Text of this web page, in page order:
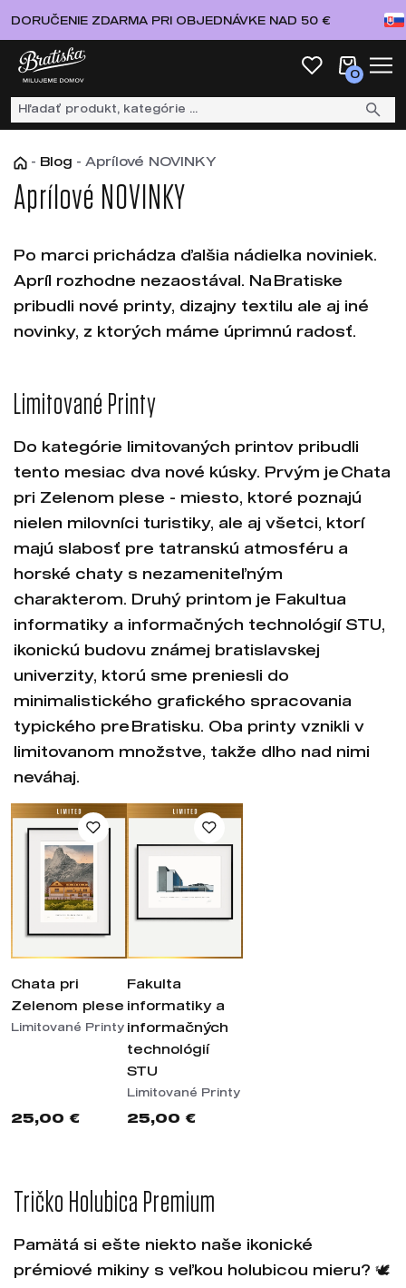
DORUČENIE ZDARMA PRI OBJEDNÁVKE NAD 50 €
0
- Blog - Aprílové NOVINKY
Aprílové NOVINKY
Po marci prichádza ďalšia nádielka noviniek.
Apríl rozhodne nezaostával. Na Bratiske
pribudli nové printy, dizajny textilu ale aj iné
novinky, z ktorých máme úprimnú radosť.
Limitované Printy
Do kategórie limitovaných printov pribudli
tento mesiac dva nové kúsky. Prvým je Chata
pri Zelenom plese - miesto, ktoré poznajú
nielen milovníci turistiky, ale aj všetci, ktorí
majú slabosť pre tatranskú atmosféru a
horské chaty s nezameniteľným
charakterom. Druhý printom je Fakultua
informatiky a informačných technológií STU,
ikonickú budovu známej bratislavskej
univerzity, ktorú sme preniesli do
minimalistického grafického spracovania
typického pre Bratisku. Oba printy vznikli v
limitovanom množstve, takže dlho nad nimi
neváhaj.
Chata pri
Zelenom plese
Limitované Printy
25,00 €
Fakulta
informatiky a
informačných
technológií
STU
Limitované Printy
25,00 €
Tričko Holubica Premium
Pamätá si ešte niekto naše ikonické
prémiové mikiny s veľkou holubicou mieru? 🕊️